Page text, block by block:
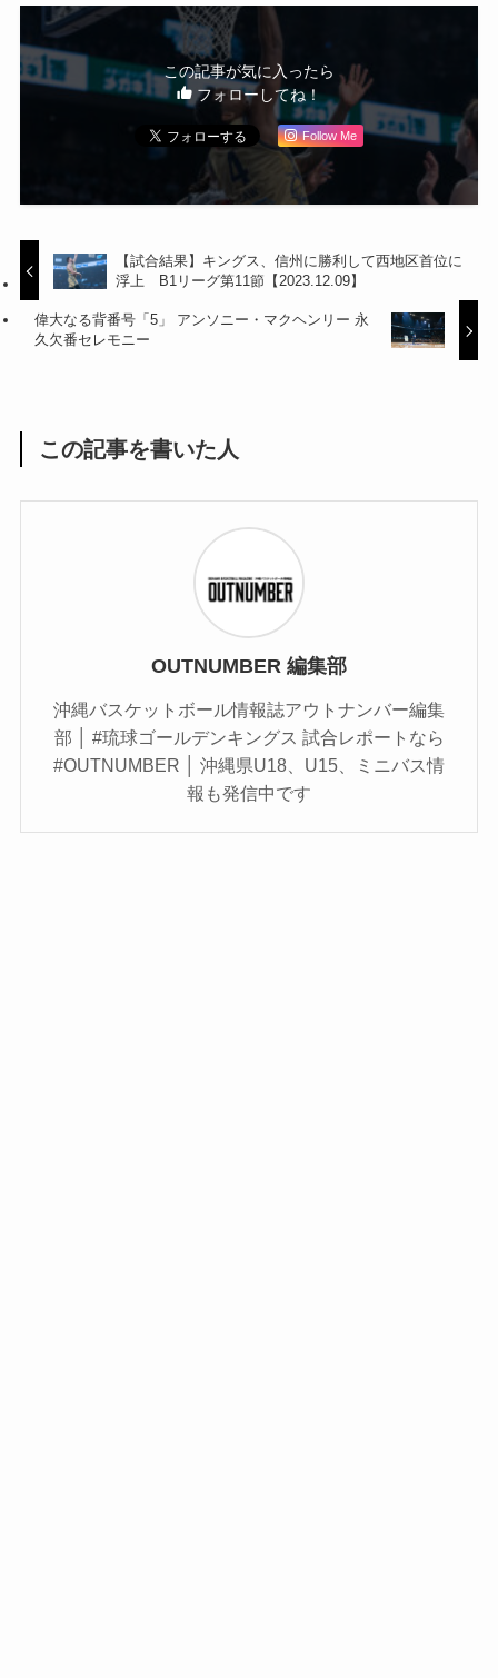
この記事が気に入ったら
フォローしてね！
Follow Me
【試合結果】キングス、信州に勝利して西地区首位に
浮上 B1リーグ第11節【2023.12.09】
偉大なる背番号「5」 アンソニー・マクヘンリー 永
久欠番セレモニー
この記事を書いた人
OUTNUMBER 編集部
沖縄バスケットボール情報誌アウトナンバー編集
部 │ #琉球ゴールデンキングス 試合レポートなら
#OUTNUMBER │ 沖縄県U18、U15、ミニバス情
報も発信中です